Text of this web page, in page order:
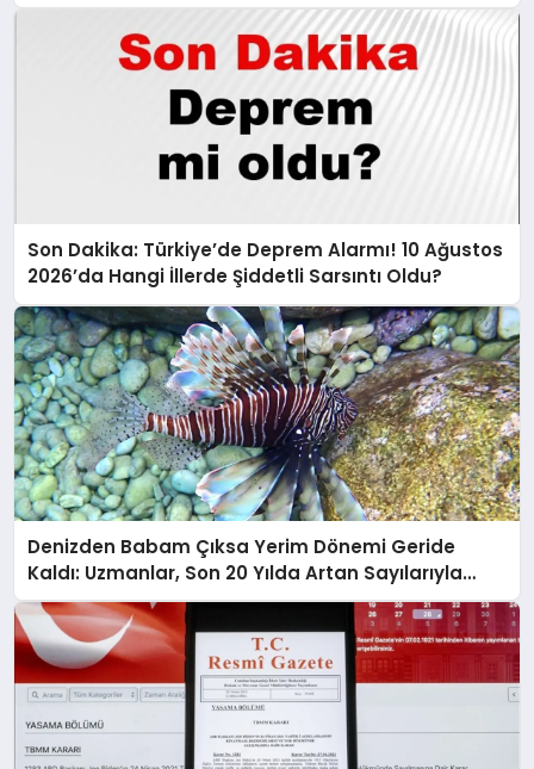
Son Dakika: Türkiye’de Deprem Alarmı! 10 Ağustos
2026’da Hangi İllerde Şiddetli Sarsıntı Oldu?
Denizden Babam Çıksa Yerim Dönemi Geride
Kaldı: Uzmanlar, Son 20 Yılda Artan Sayılarıyla
Uyarıyor!